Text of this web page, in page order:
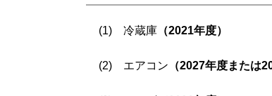
(1) 冷蔵庫 （2021年度）
(2) エアコン （2027年度または